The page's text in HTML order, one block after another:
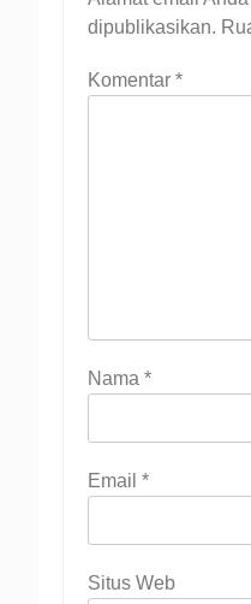
dipublikasikan.
Komentar *
Nama *
Email *
Situs Web